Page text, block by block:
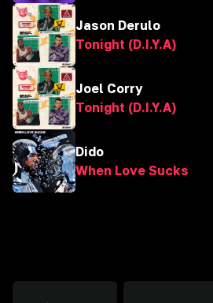
Jason Derulo
Tonight (D.I.Y.A)
Joel Corry
Tonight (D.I.Y.A)
Dido
When Love Sucks